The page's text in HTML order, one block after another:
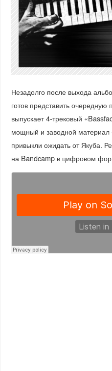
Незадолго после выхода
готов представить
выпускает 4-трековый
мощный и заводной
привыкли ожидать от Якуба.
на Bandcamp в цифровом